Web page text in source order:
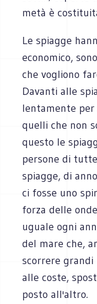
metà è
Le spiagge
economico,
che vogliono
Davanti alle
lentamente per
quelli che non
questo le
persone di
spiagge, di
ci fosse uno
forza delle
uguale ogni
del mare che,
scorrere grandi
alle coste,
posto all'altro.